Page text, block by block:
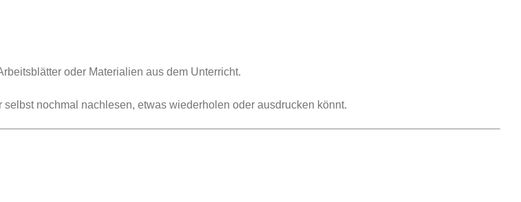
oder Materialien aus dem Unterricht.
nochmal nachlesen, etwas wiederholen oder ausdrucken könnt.